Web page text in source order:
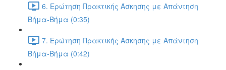
6. Ερώτηση Πρακτικής Άσκησης με Απάντηση
Βήμα-Βήμα (0:35)
7. Ερώτηση Πρακτικής Άσκησης με Απάντηση
Βήμα-Βήμα (0:42)